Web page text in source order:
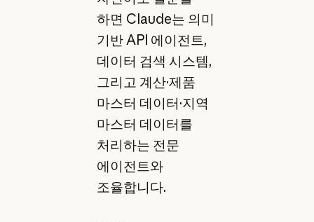
하면 Claude는 의미
기반 API 에이전트,
데이터 검색 시스템,
그리고 계산·제품
마스터 데이터·지역
마스터 데이터를
처리하는 전문
에이전트와
조율합니다.